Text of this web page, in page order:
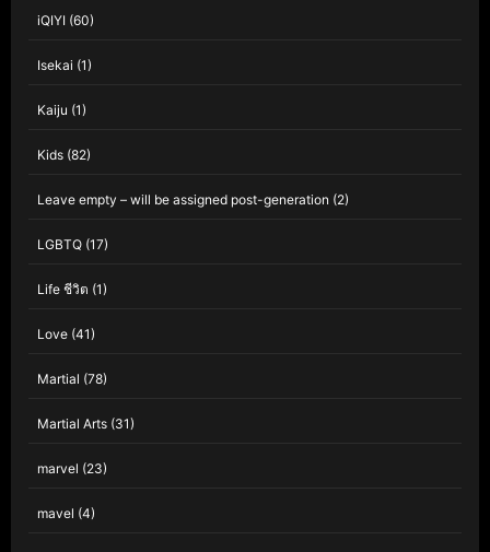
iQIYI (60)
Isekai (1)
Kaiju (1)
Kids (82)
Leave empty – will be assigned post-generation (2)
LGBTQ (17)
Life ชีวิต (1)
Love (41)
Martial (78)
Martial Arts (31)
marvel (23)
mavel (4)